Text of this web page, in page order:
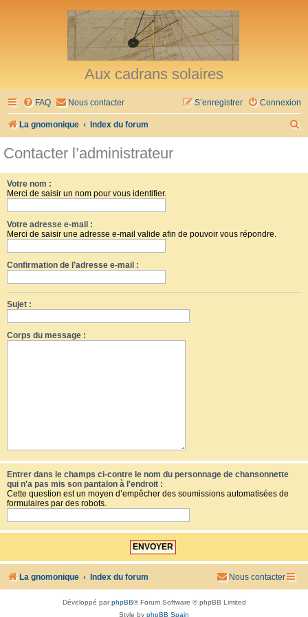
Aux cadrans solaires
FAQ Nous contacter Connexion
S’enregistrer
La gnomonique Index du forum
Contacter l’administrateur
Votre nom :
Merci de saisir un nom pour vous identifier.
Votre adresse e-mail :
Merci de saisir une adresse e-mail valide afin de pouvoir vous répondre.
Confirmation de l’adresse e-mail :
Sujet :
Corps du message :
Entrer dans le champs ci-contre le nom du personnage de chansonnette
qui n'a pas mis son pantalon à l'endroit :
Cette question est un moyen d’empêcher des soumissions automatisées de
formulaires par des robots.
La gnomonique Index du forum Nous contacter
Développé parphpBB® Forum Software © phpBB Limited
Style by phpBB Spain